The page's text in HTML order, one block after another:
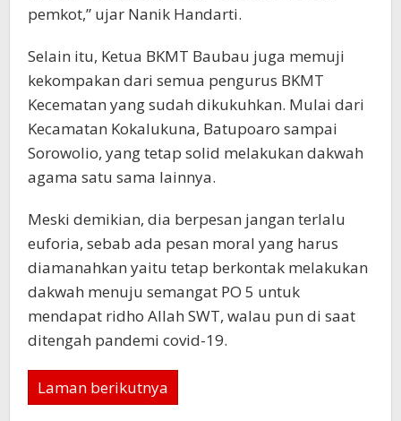
pemkot,” ujar Nanik Handarti.
Selain itu, Ketua BKMT Baubau juga memuji
kekompakan dari semua pengurus BKMT
Kecematan yang sudah dikukuhkan. Mulai dari
Kecamatan Kokalukuna, Batupoaro sampai
Sorowolio, yang tetap solid melakukan dakwah
agama satu sama lainnya.
Meski demikian, dia berpesan jangan terlalu
euforia, sebab ada pesan moral yang harus
diamanahkan yaitu tetap berkontak melakukan
dakwah menuju semangat PO 5 untuk
mendapat ridho Allah SWT, walau pun di saat
ditengah pandemi covid-19.
Laman berikutnya